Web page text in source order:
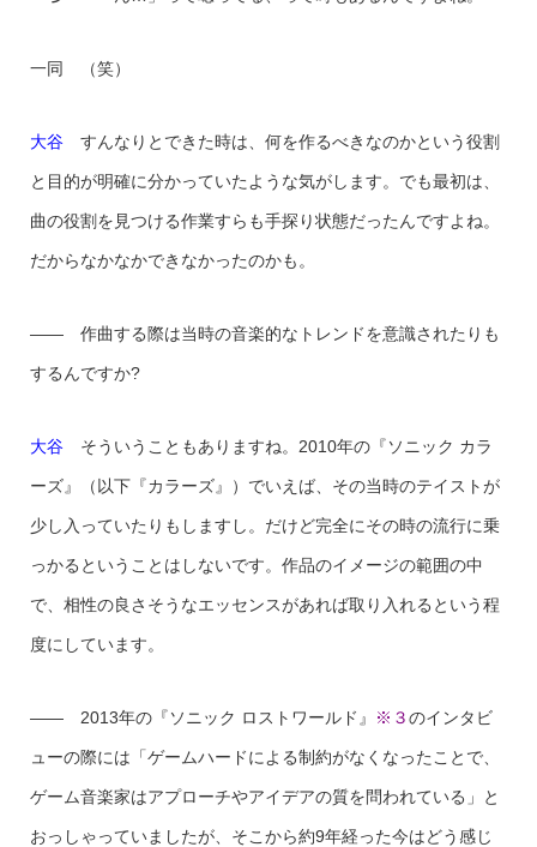
一同 （笑）
大谷すんなりとできた時は、何を作るべきなのかという役割
と目的が明確に分かっていたような気がします。でも最初は、
曲の役割を見つける作業すらも手探り状態だったんですよね。
だからなかなかできなかったのかも。
—— 作曲する際は当時の音楽的なトレンドを意識されたりも
するんですか?
大谷そういうこともありますね。2010年の『ソニック カラ
ーズ』（以下『カラーズ』）でいえば、その当時のテイストが
少し入っていたりもしますし。だけど完全にその時の流行に乗
っかるということはしないです。作品のイメージの範囲の中
で、相性の良さそうなエッセンスがあれば取り入れるという程
度にしています。
—— 2013年の『ソニック ロストワールド』 ※３のインタビ
ューの際には「ゲームハードによる制約がなくなったことで、
ゲーム音楽家はアプローチやアイデアの質を問われている」と
おっしゃっていましたが、そこから約9年経った今はどう感じ